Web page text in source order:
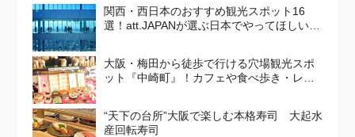
関西・西日本のおすすめ観光スポット16
選！att.JAPANが選ぶ日本でやってほしいこ
大阪・梅田から徒歩で行ける穴場観光スポ
ット『中崎町』！カフェや食べ歩き・レト
“天下の台所”大阪で楽しむ本格寿司 大起水
産回転寿司